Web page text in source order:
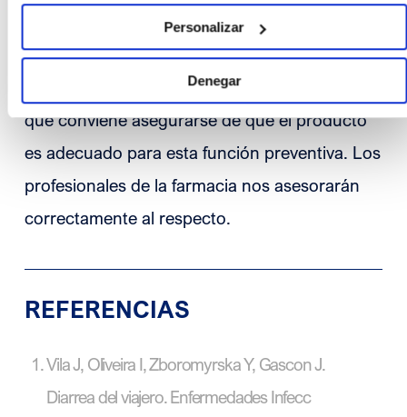
Personalizar
Denegar
que causan la diarrea del viajero. No obstante,
existen distintos tipos de probióticos con
efectos diferentes sobre el organismo, por lo
que conviene asegurarse de que el producto
es adecuado para esta función preventiva. Los
profesionales de la farmacia nos asesorarán
correctamente al respecto.
REFERENCIAS
Vila J, Oliveira I, Zboromyrska Y, Gascon J.
Diarrea del viajero. Enfermedades Infecc